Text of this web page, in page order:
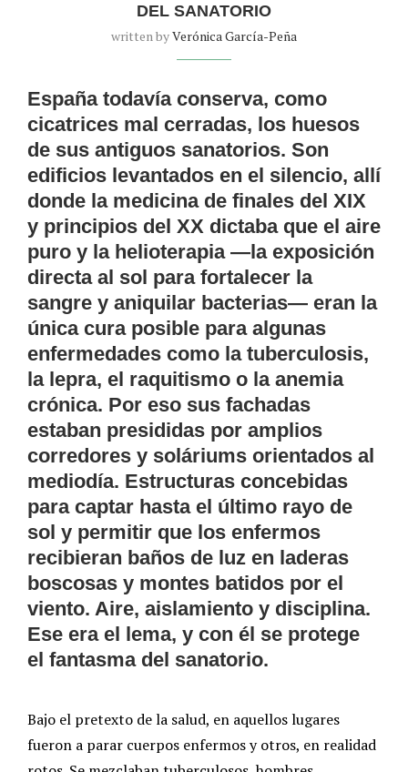
DEL SANATORIO
written byVerónica García-Peña
España todavía conserva, como
cicatrices mal cerradas, los huesos
de sus antiguos sanatorios. Son
edificios levantados en el silencio, allí
donde la medicina de finales del XIX
y principios del XX dictaba que el aire
puro y la helioterapia —la exposición
directa al sol para fortalecer la
sangre y aniquilar bacterias— eran la
única cura posible para algunas
enfermedades como la tuberculosis,
la lepra, el raquitismo o la anemia
crónica. Por eso sus fachadas
estaban presididas por amplios
corredores y soláriums orientados al
mediodía. Estructuras concebidas
para captar hasta el último rayo de
sol y permitir que los enfermos
recibieran baños de luz en laderas
boscosas y montes batidos por el
viento. Aire, aislamiento y disciplina.
Ese era el lema, y con él se protege
el fantasma del sanatorio.
Bajo el pretexto de la salud, en aquellos lugares
fueron a parar cuerpos enfermos y otros, en realidad